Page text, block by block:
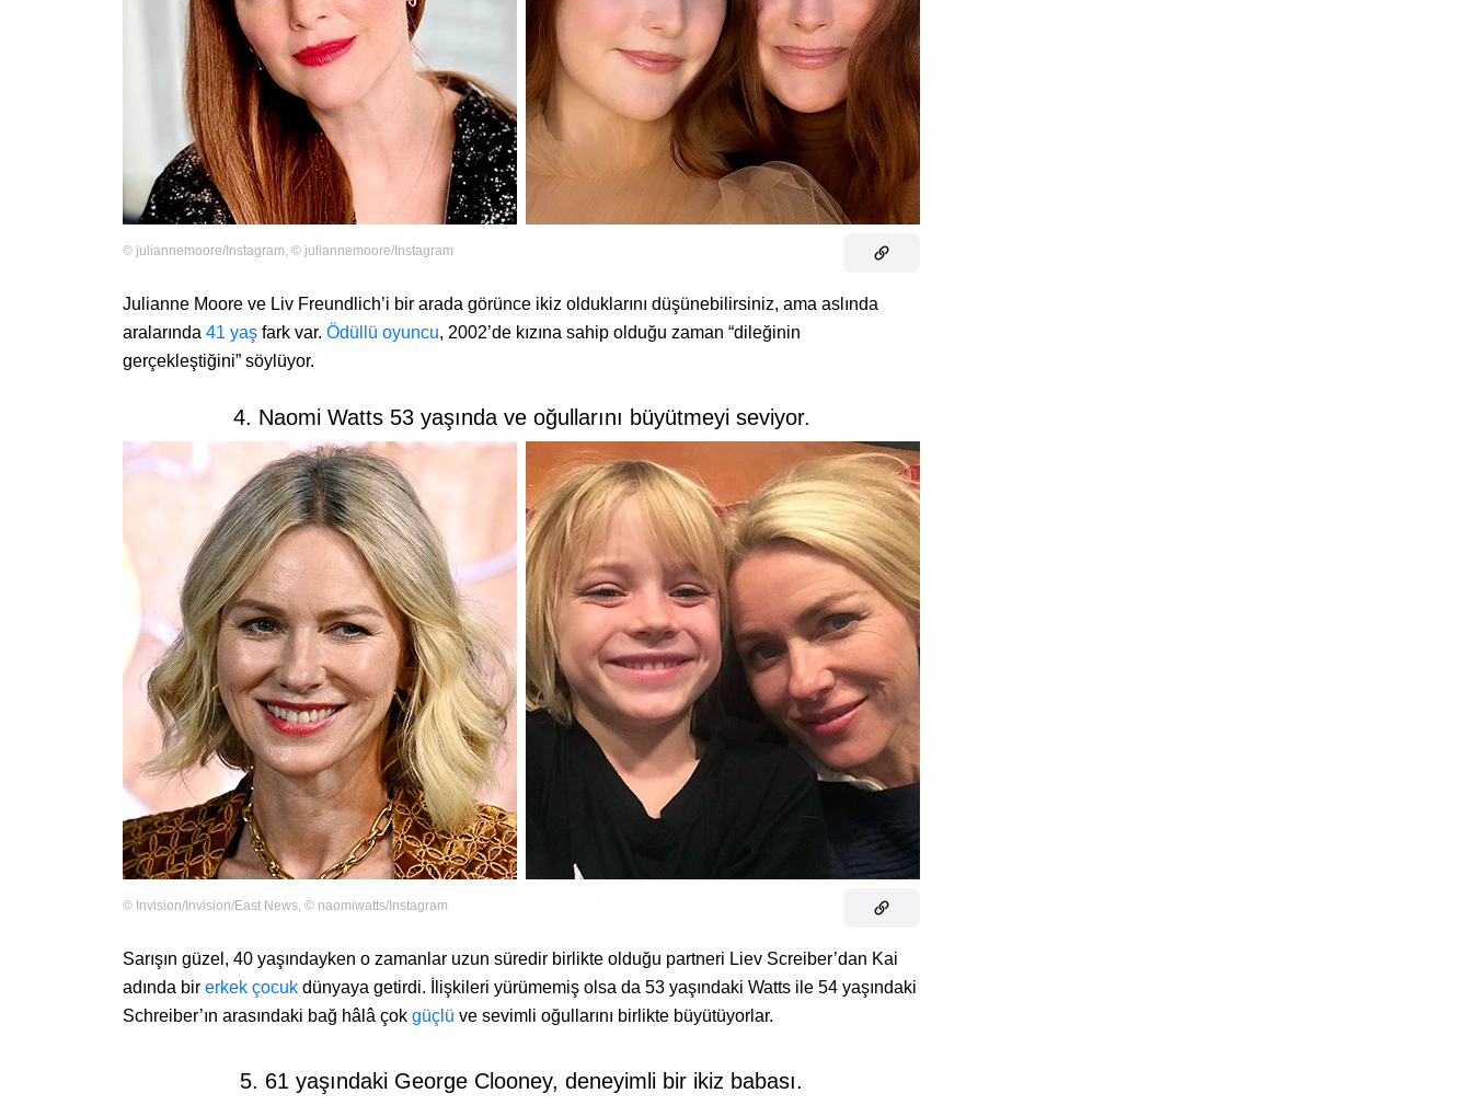
© juliannemoore/Instagram, © juliannemoore/Instagram
Julianne Moore ve Liv Freundlich’i bir arada görünce ikiz olduklarını düşünebilirsiniz, ama aslında
aralarında 41 yaş fark var. Ödüllü oyuncu, 2002’de kızına sahip olduğu zaman “dileğinin
gerçekleştiğini” söylüyor.
4. Naomi Watts 53 yaşında ve oğullarını büyütmeyi seviyor.
© Invision/Invision/East News, © naomiwatts/Instagram
Sarışın güzel, 40 yaşındayken o zamanlar uzun süredir birlikte olduğu partneri Liev Screiber’dan Kai
adında bir erkek çocuk dünyaya getirdi. İlişkileri yürümemiş olsa da 53 yaşındaki Watts ile 54 yaşındaki
Schreiber’ın arasındaki bağ hâlâ çok güçlü ve sevimli oğullarını birlikte büyütüyorlar.
5. 61 yaşındaki George Clooney, deneyimli bir ikiz babası.